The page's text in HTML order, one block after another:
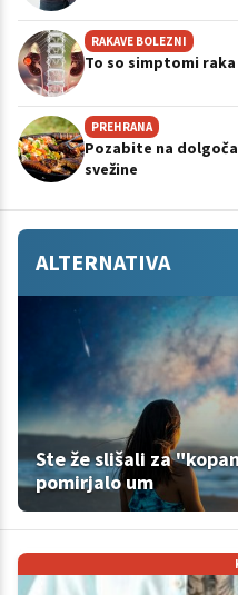
RAKAVE BOLEZNI
To so simptomi
PREHRANA
Pozabite na
svežine
ALTERNATIVA
Ste že slišali za
pomirjalo um